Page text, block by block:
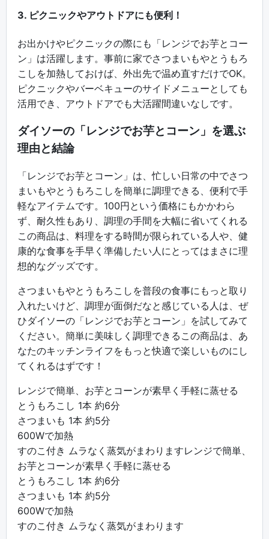
3. ピクニックやアウトドアにも便利！
お出かけやピクニックの際にも「レンジでお芋とコー
ン」は活躍します。事前に家でさつまいもやとうもろ
こしを加熱しておけば、外出先で温め直すだけでOK。
ピクニックやバーベキューのサイドメニューとしても
活用でき、アウトドアでも大活躍間違いなしです。
ダイソーの「レンジでお芋とコーン」を選ぶ
理由と結論
「レンジでお芋とコーン」は、忙しい日常の中でさつ
まいもやとうもろこしを簡単に調理できる、便利で手
軽なアイテムです。100円という価格にもかかわら
ず、耐久性もあり、調理の手間を大幅に省いてくれる
この商品は、料理をする時間が限られている人や、健
康的な食事を手早く準備したい人にとってはまさに理
想的なグッズです。
さつまいもやとうもろこしを普段の食事にもっと取り
入れたいけど、調理が面倒だなと感じている人は、ぜ
ひダイソーの「レンジでお芋とコーン」を試してみて
ください。簡単に美味しく調理できるこの商品は、あ
なたのキッチンライフをもっと快適で楽しいものにし
てくれるはずです！
レンジで簡単、お芋とコーンが素早く手軽に蒸せる
とうもろこし 1本 約6分
さつまいも 1本 約5分
600Wで加熱
すのこ付き ムラなく蒸気がまわりますレンジで簡単、
お芋とコーンが素早く手軽に蒸せる
とうもろこし 1本 約6分
さつまいも 1本 約5分
600Wで加熱
すのこ付き ムラなく蒸気がまわります